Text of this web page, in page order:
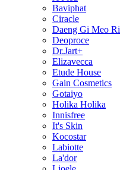
Baviphat
Ciracle
Daeng Gi Meo Ri
Deoproce
Dr.Jart+
Elizavecca
Etude House
Gain Cosmetics
Gotaiyo
Holika Holika
Innisfree
It's Skin
Kocostar
Labiotte
La'dor